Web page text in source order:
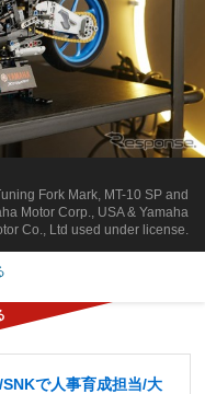
Fork Mark, MT-10 SP and
Motor Corp., USA & Yamaha
Co., Ltd used under license.
で人事育成担当/大